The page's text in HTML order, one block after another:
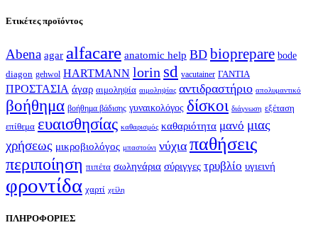
Ετικέτες προϊόντος
Abena agar alfacare anatomic help BD bioprepare bode
diagon gehwol HARTMANN lorin sd vacutainer ΓΑΝΤΙΑ
ΠΡΟΣΤΑΣΙΑ άγαρ αιμοληψία αιμοληψίας αντιδραστήριο απολυμαντικό
βοήθημα βοήθημα βάδισης γυναικολόγος δίσκοι διάγνωση εξέταση
επίθεμα ευαισθησίας καθαρισμός καθαριότητα μανό μιας
χρήσεως μικροβιολόγος μπαστούνι νύχια παθήσεις
περιποίηση πιπέτα σωληνάρια σύριγγες τρυβλίο υγιεινή
φροντίδα χαρτί χείλη
ΠΛΗΡΟΦΟΡΙΕΣ